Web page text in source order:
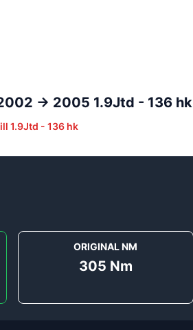
-> 2005 1.9Jtd - 136 hk
1.9Jtd - 136 hk
ORIGINAL NM
305 Nm